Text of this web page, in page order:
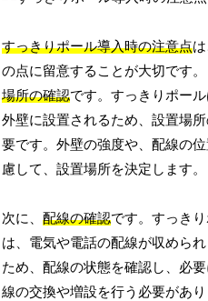
すっきりポール導入時の注意点
の点に留意することが大切です
場所の確認です。すっきりポー
外壁に設置されるため、設置場
要です。外壁の強度や、配線の
慮して、設置場所を決定します。
次に、配線の確認です。すっき
は、電気や電話の配線が収めら
ため、配線の状態を確認し、必
線の交換や増設を行う必要があり